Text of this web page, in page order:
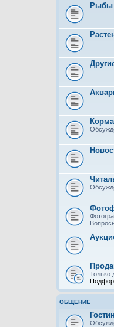
Рыбы
Корма
Только
ОБЩЕНИЕ